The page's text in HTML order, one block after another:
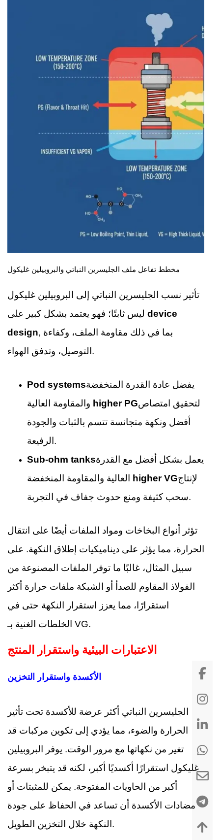
مخطط تفاعل ملف الجليسرين النباتي والبروبيلين غليكول
تأثير نسب الجليسرين النباتي إلى البروبيلين غليكول
device
design, بما في ذلك مقاومة الملف، وكفاءة
التوصيل، وتدفق الهواء.
Pod systemsيفضل عادة القدرة المنخفضة
higher PGلتحقيق امتصاص
أفضل ونكهة متجانسة تتسم بالثبات والجودة
الرفيعة.
Sub-ohm tanksيعمل بشكل أفضل مع القدرة
higher VGلإنتاج
سحب كثيفة ومنع حدوث جفاف في التجربة.
تؤثر أنواع البخاخات ومواد الملفات أيضًا على انتقال
الحرارة، مما يؤثر على ديناميكيات إطلاق النكهة. على
سبيل المثال، غالبًا ما توفر الملفات المصنوعة من
الفولاذ المقاوم للصدأ أو الشبكة ملفات حرارة أكثر
استقرارًا، مما يعزز استقرار النكهة حتى في
الخلطات الغنية بـ VG.
الاعتبارات البيئية واستقرار المنتج
الأكسدة واستقرار التخزين
الجليسرين النباتي أكثر عرضة للأكسدة تحت تأثير
الحرارة والضوء، مما يؤدي إلى تكوين مركبات قد
تغير من نكهاتها مع مرور الوقت. يوفر البروبيلين
غليكول استقرارًا أكسديًا أكبر، لكنه قد يتبخر بسرعة
أكبر من الحاويات المفتوحة. يمكن للمثبتات أو
مضادات الأكسدة أن تساعد في الحفاظ على جودة
النكهة خلال التخزين الطويل.